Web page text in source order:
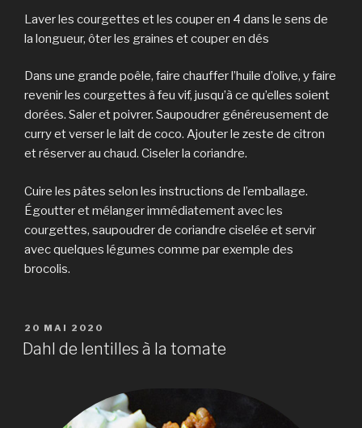
Laver les courgettes et les couper en 4 dans le sens de
la longueur, ôter les graines et couper en dés
Dans une grande poêle, faire chauffer l’huile d’olive, y faire
revenir les courgettes à feu vif, jusqu’à ce qu’elles soient
dorées. Saler et poivrer. Saupoudrer généreusement de
curry et verser le lait de coco. Ajouter le zeste de citron
et réserver au chaud. Ciseler la coriandre.
Cuire les pâtes selon les instructions de l’emballage.
Égoutter et mélanger immédiatement avec les
courgettes, saupoudrer de coriandre ciselée et servir
avec quelques légumes comme par exemple des
brocolis.
PUBLIÉ
LE
20 MAI 2020
Dahl de lentilles à la tomate